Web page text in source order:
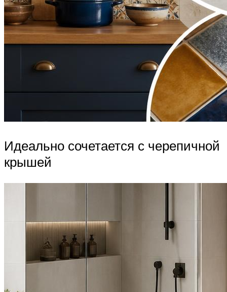
Идеально сочетается с черепичной
крышей